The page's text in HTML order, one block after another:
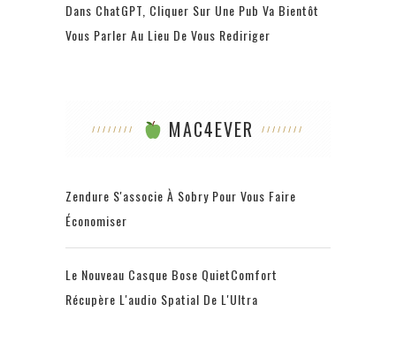
Dans ChatGPT, Cliquer Sur Une Pub Va Bientôt
Vous Parler Au Lieu De Vous Rediriger
MAC4EVER
Zendure S'associe À Sobry Pour Vous Faire
Économiser
Le Nouveau Casque Bose QuietComfort
Récupère L'audio Spatial De L'Ultra